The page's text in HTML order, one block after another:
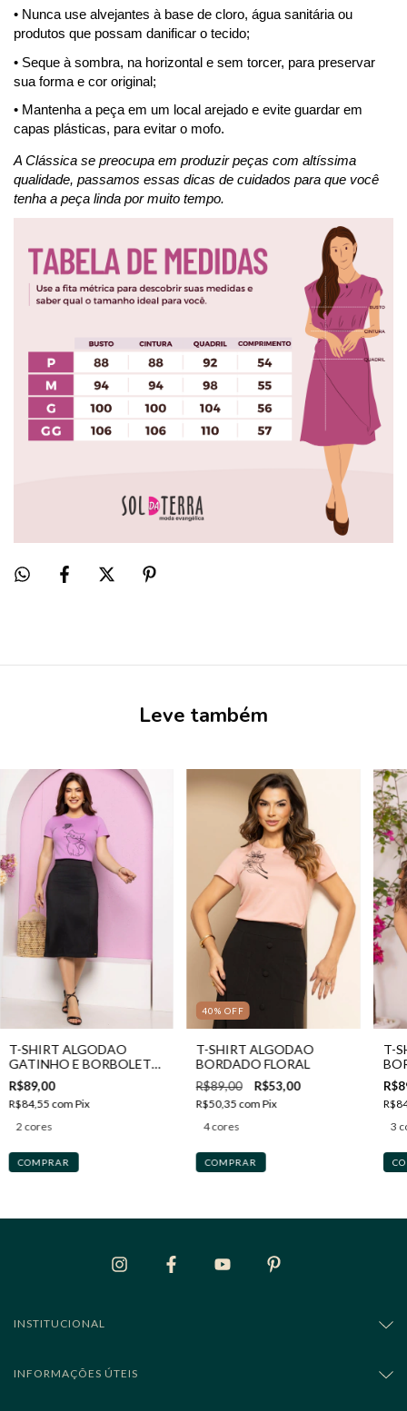
• Nunca use alvejantes à base de cloro, água sanitária ou
produtos que possam danificar o tecido;
• Seque à sombra, na horizontal e sem torcer, para preservar
sua forma e cor original;
• Mantenha a peça em um local arejado e evite guardar em
capas plásticas, para evitar o mofo.
A Clássica se preocupa em produzir peças com altíssima
qualidade, passamos essas dicas de cuidados para que você
tenha a peça linda por muito tempo.
Leve também
T-SHIRT ALGODAO
GATINHO E BORBOLETA
COM STRASS
R$89,00
R$84,55 com Pix
2 cores
COMPRAR
40% OFF
T-SHIRT ALGODAO
BORDADO FLORAL
R$89,00 R$53,00
R$50,35 com Pix
4 cores
COMPRAR
T-
3
INSTITUCIONAL
INFORMAÇÕES ÚTEIS